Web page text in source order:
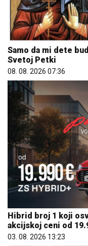
Samo da mi dete
Svetoj Petki
08. 08. 2026 07:36
Hibrid broj 1 koji
akcijskoj ceni od
03. 08. 2026 13:23